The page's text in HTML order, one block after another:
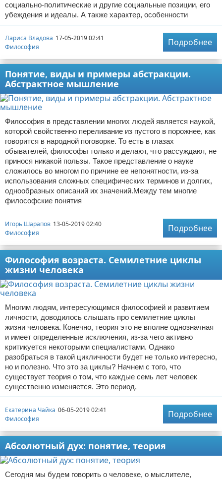
социально-политические и другие социальные позиции, его
убеждения и идеалы. А также характер, особенности
Лариса Владова 17-05-2019 02:41
Философия
Подробнее
Понятие, виды и примеры абстракции.
Абстрактное мышление
Философия в представлении многих людей является наукой,
которой свойственно переливание из пустого в порожнее, как
говорится в народной поговорке. То есть в глазах
обывателей, философы только и делают, что рассуждают, не
принося никакой пользы. Такое представление о науке
сложилось во многом по причине ее непонятности, из-за
использования сложных специфических терминов и долгих,
однообразных описаний их значений.Между тем многие
философские понятия
Игорь Шарапов 13-05-2019 02:40
Философия
Подробнее
Философия возраста. Семилетние циклы
жизни человека
Многим людям, интересующимся философией и развитием
личности, доводилось слышать про семилетние циклы
жизни человека. Конечно, теория это не вполне однозначная
и имеет определенные исключения, из-за чего активно
критикуется некоторыми специалистами. Однако
разобраться в такой цикличности будет не только интересно,
но и полезно. Что это за циклы? Начнем с того, что
существует теория о том, что каждые семь лет человек
существенно изменяется. Это период,
Екатерина Чайка 06-05-2019 02:41
Философия
Подробнее
Абсолютный дух: понятие, теория
Сегодня мы будем говорить о человеке, о мыслителе,